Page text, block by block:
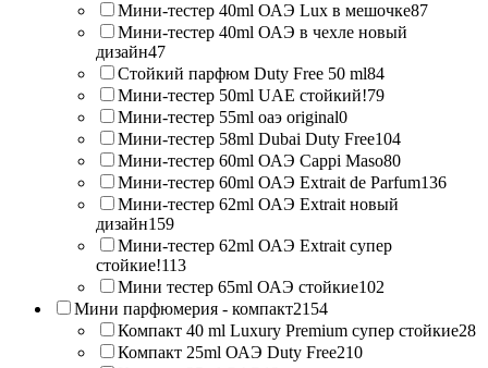
Мини-тестер 40ml ОАЭ Lux в мешочке87
Мини-тестер 40ml ОАЭ в чехле новый
дизайн47
Стойкий парфюм Duty Free 50 ml84
Мини-тестер 50ml UAE стойкий!79
Мини-тестер 55ml оаэ original0
Мини-тестер 58ml Dubai Duty Free104
Мини-тестер 60ml ОАЭ Cappi Maso80
Мини-тестер 60ml ОАЭ Extrait de Parfum136
Мини-тестер 62ml ОАЭ Extrait новый
дизайн159
Мини-тестер 62ml ОАЭ Extrait супер
стойкие!113
Мини тестер 65ml ОАЭ стойкие102
Мини парфюмерия - компакт2154
Компакт 40 ml Luxury Premium супер стойкие28
Компакт 25ml ОАЭ Duty Free210